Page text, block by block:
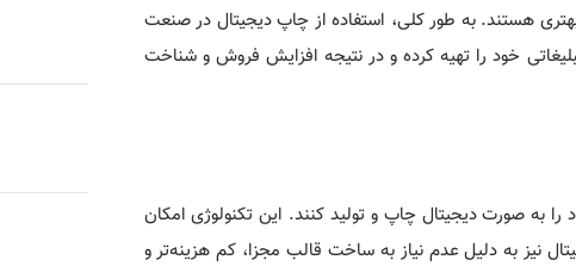
هستند. به طور کلی، استفاده از چاپ دیجیتال در صنعت
خود را تهیه کرده و در نتیجه افزایش فروش و شناخت
به صورت دیجیتال چاپ و تولید کنند. این تکنولوژی امکان
نیز به دلیل عدم نیاز به ساخت قالب مجزا، کم هزینه‌تر و